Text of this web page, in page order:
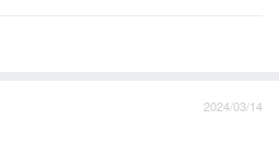
2024/03/14